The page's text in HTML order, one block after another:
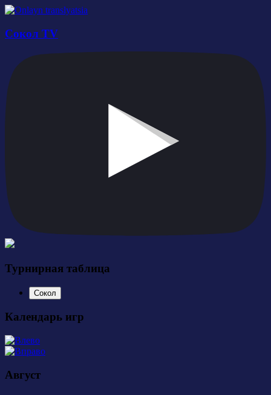
Сокол TV
Турнирная таблица
Сокол
Календарь игр
Август